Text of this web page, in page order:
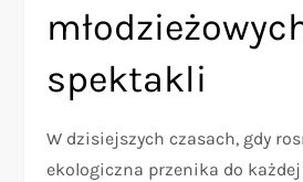
spektakli
W dzisiejszych czasach, gdy
ekologiczna przenika do